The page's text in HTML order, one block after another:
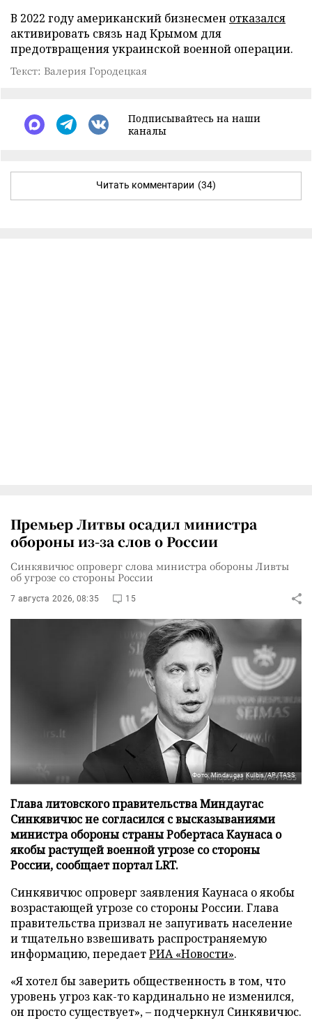
В 2022 году американский бизнесмен отказался
активировать связь над Крымом для
предотвращения украинской военной операции.
Текст: Валерия Городецкая
Подписывайтесь на наши
каналы
Читать комментарии (34)
Премьер Литвы осадил министра
обороны из-за слов о России
Синкявичюс опроверг слова министра обороны Ливты
об угрозе со стороны России
7 августа 2026, 08:35 15
Фото: Mindaugas Kulbis/AP/TASS
Глава литовского правительства Миндаугас
Синкявичюс не согласился с высказываниями
министра обороны страны Робертаса Каунаса о
якобы растущей военной угрозе со стороны
России, сообщает портал LRT.
Синкявичюс опроверг заявления Каунаса о якобы
возрастающей угрозе со стороны России. Глава
правительства призвал не запугивать население
и тщательно взвешивать распространяемую
информацию, передаетРИА «Новости».
«Я хотел бы заверить общественность в том, что
уровень угроз как-то кардинально не изменился,
он просто существует», – подчеркнул Синкявичюс.